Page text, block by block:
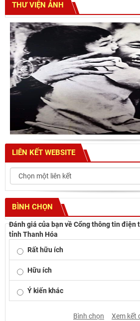
THƯ VIỆN ẢNH
LIÊN KẾT WEBSITE
BÌNH CHỌN
Đánh giá của bạn về Cổng thông tin điện
tỉnh Thanh Hóa
Rất hữu ích
Hữu ích
Ý kiến khác
Bình chọn Xem kết